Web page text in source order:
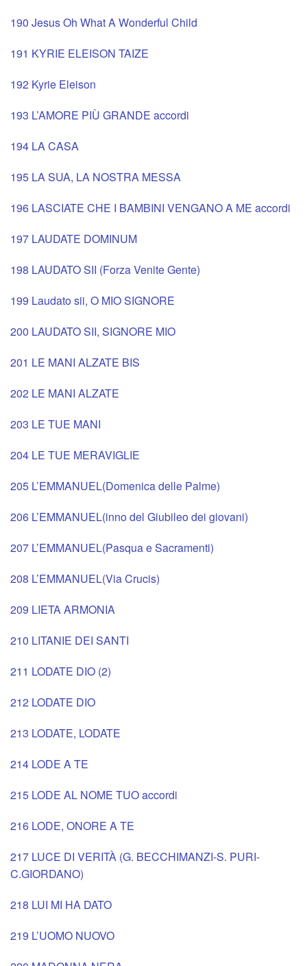
190 Jesus Oh What A Wonderful Child
191 KYRIE ELEISON TAIZE
192 Kyrie Eleison
193 L’AMORE PIÙ GRANDE accordi
194 LA CASA
195 LA SUA, LA NOSTRA MESSA
196 LASCIATE CHE I BAMBINI VENGANO A ME accordi
197 LAUDATE DOMINUM
198 LAUDATO SII (Forza Venite Gente)
199 Laudato sii, O MIO SIGNORE
200 LAUDATO SII, SIGNORE MIO
201 LE MANI ALZATE BIS
202 LE MANI ALZATE
203 LE TUE MANI
204 LE TUE MERAVIGLIE
205 L’EMMANUEL(Domenica delle Palme)
206 L’EMMANUEL(inno del Giubileo dei giovani)
207 L’EMMANUEL(Pasqua e Sacramenti)
208 L’EMMANUEL(Via Crucis)
209 LIETA ARMONIA
210 LITANIE DEI SANTI
211 LODATE DIO (2)
212 LODATE DIO
213 LODATE, LODATE
214 LODE A TE
215 LODE AL NOME TUO accordi
216 LODE, ONORE A TE
217 LUCE DI VERITÀ (G. BECCHIMANZI-S. PURI-
C.GIORDANO)
218 LUI MI HA DATO
219 L’UOMO NUOVO